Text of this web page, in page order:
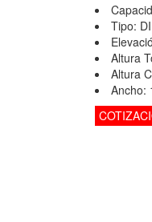
Tipo:
Altura
Altura
Ancho: